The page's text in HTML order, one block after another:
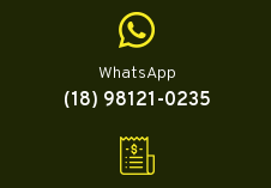
WhatsApp
(18) 98121-0235